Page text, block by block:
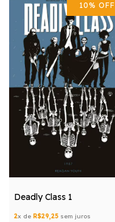
10% OFF
Deadly Class 1
2x de R$29,25 sem juros